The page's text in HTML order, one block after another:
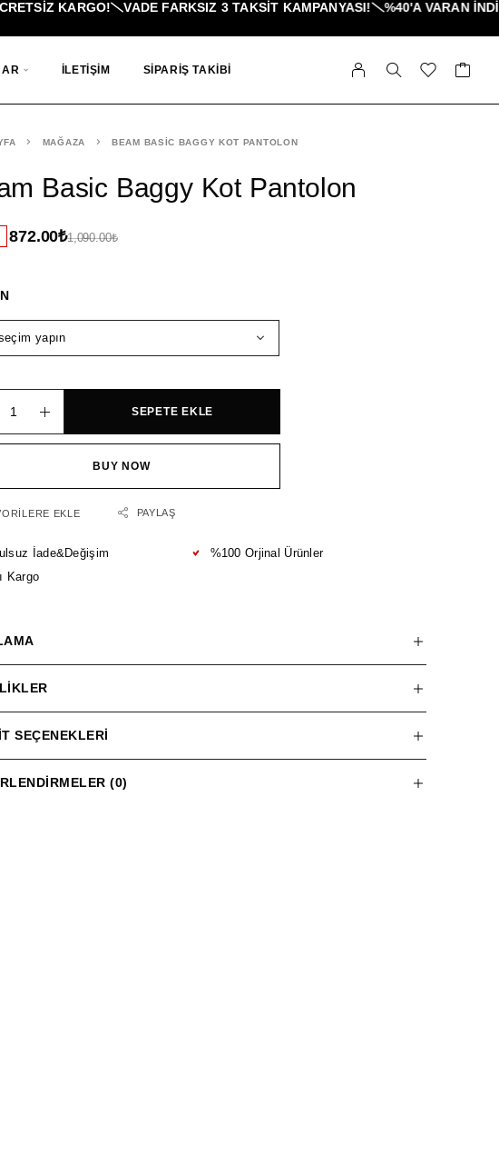
KARGO! VADE FARKSIZ 3 TAKSIT KAMPANYASI! %40'A VARAN
İLETIŞIM SIPARIŞ TAKIBI
MAĞAZA BEAM BASIC BAGGY KOT PANTOLON
Basic Baggy Kot Pantolon
1,090.00₺
872.00₺
SEPETE EKLE
BUY NOW
EKLE PAYLAŞ
İade&Değişim
Kargo
%100 Orjinal Ürünler
SEÇENEKLERI
(0)